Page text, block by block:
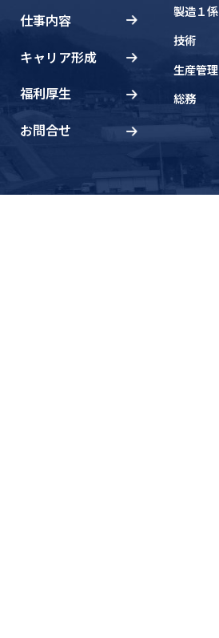
仕事内容
キャリア形成
福利厚生
お問合せ
製造１係
技術
生産管理
総務